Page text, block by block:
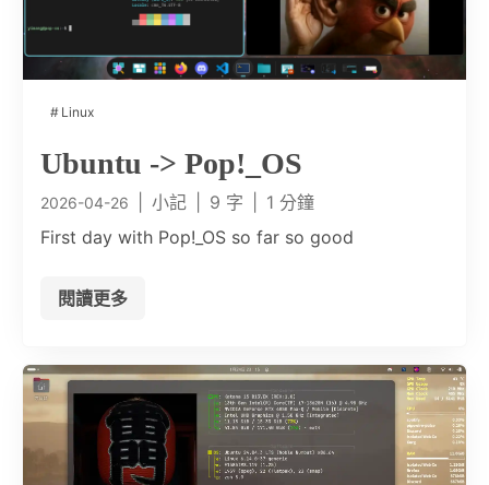
Linux
Ubuntu -> Pop!_OS
2026-04-26 小記 9 字
1 分鐘
First day with Pop!_OS so far so good
閱讀更多